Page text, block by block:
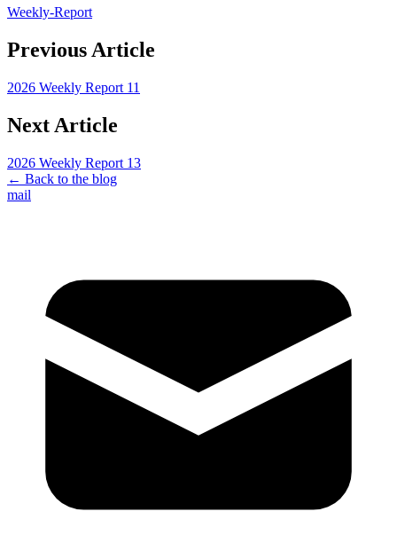
Weekly-Report
Previous Article
2026 Weekly Report 11
Next Article
2026 Weekly Report 13
← Back to the blog
mail